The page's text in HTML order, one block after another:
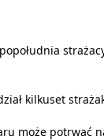
kilkuset
może potrwać